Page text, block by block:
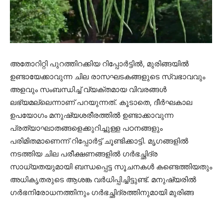
അതോറിറ്റി പുറത്തിറക്കിയ റിപ്പോര്‍ട്ടില്‍, മുരിങ്ങയില്‍
ഉണ്ടായേക്കാവുന്ന ചില രാസഘടകങ്ങളുടെ സ്വഭാവവും
അളവും സംബന്ധിച്ച് വ്യക്തമായ വിവരങ്ങള്‍
ലഭ്യമല്ലെന്നാണ് പറയുന്നത്. കൂടാതെ, ദീര്‍ഘകാല
ഉപയോഗം മനുഷ്യശരീരത്തില്‍ ഉണ്ടാക്കാവുന്ന
പ്രത്യാഘാതങ്ങളെക്കുറിച്ചുള്ള പഠനങ്ങളും
പരിമിതമാണെന്ന് റിപ്പോര്‍ട്ട് ചൂണ്ടിക്കാട്ടി. മൃഗങ്ങളില്‍
നടത്തിയ ചില പരീക്ഷണങ്ങളില്‍ ഗര്‍ഭച്ഛിദ്ര
സാധ്യതയുമായി ബന്ധപ്പെട്ട സൂചനകള്‍ കണ്ടെത്തിയതും
അധികൃതരുടെ ആശങ്ക വര്‍ധിപ്പിച്ചിട്ടുണ്ട്. മനുഷ്യരില്‍
ഗര്‍ഭനിരോധനത്തിനും ഗര്‍ഭച്ഛിദ്രത്തിനുമായി മുരിങ്ങ